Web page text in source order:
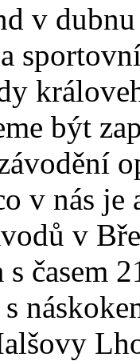
v dubnu
být
v nás je
v
s časem